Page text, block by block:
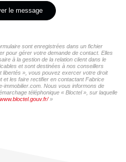
le message
sont enregistrées dans un fichier
pour gérer votre demande de contact. Elles
à la gestion de la relation client dans le
et sont destinées à nos conseillers
libertés », vous pouvez exercer votre droit
les faire rectifier en contactant Fabrice
immobilier.com. Nous vous informons de
téléphonique « Bloctel », sur laquelle
»